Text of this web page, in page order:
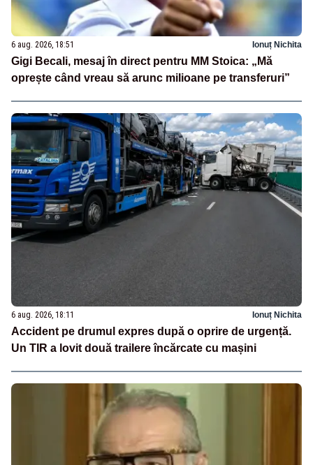
6 aug. 2026, 18:51 Ionuț Nichita
Gigi Becali, mesaj în direct pentru MM Stoica: „Mă
oprește când vreau să arunc milioane pe transferuri”
6 aug. 2026, 18:11 Ionuț Nichita
Accident pe drumul expres după o oprire de urgență.
Un TIR a lovit două trailere încărcate cu mașini